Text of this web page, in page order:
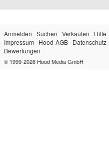
Anmelden Suchen Verkaufen
Hilfe
Impressum
Hood-AGB Datenschutz
Bewertungen
© 1999-2026 Hood Media GmbH